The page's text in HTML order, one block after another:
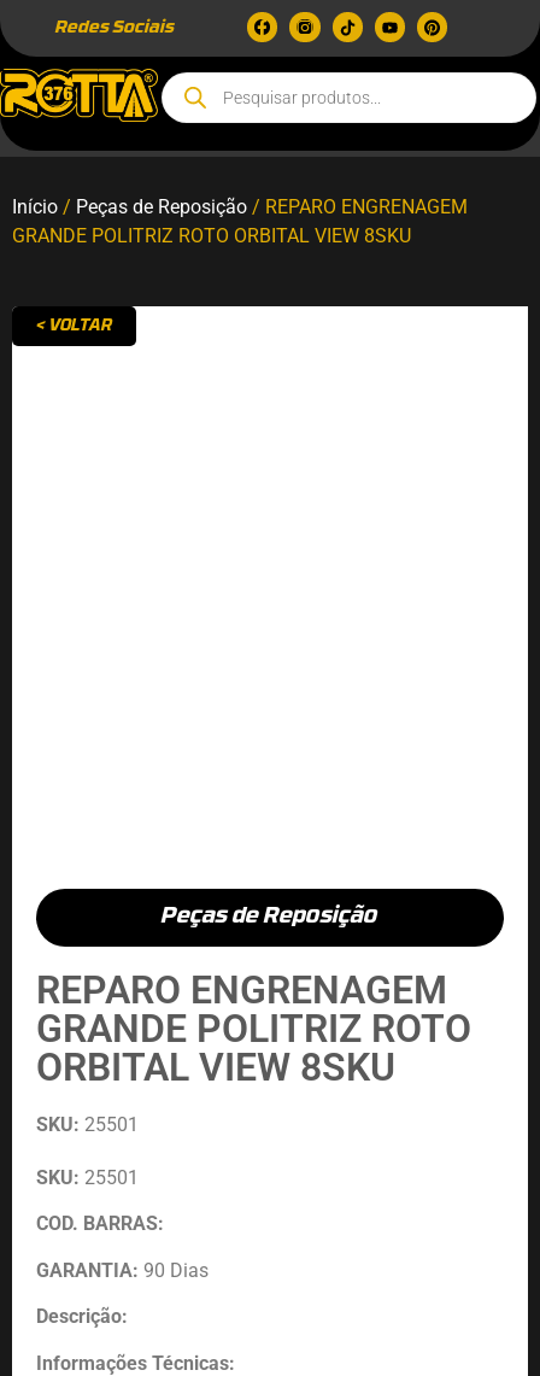
Redes Sociais
Início / Peças de Reposição / REPARO ENGRENAGEM
GRANDE POLITRIZ ROTO ORBITAL VIEW 8SKU
< VOLTAR
Peças de Reposição
REPARO ENGRENAGEM
GRANDE POLITRIZ ROTO
ORBITAL VIEW 8SKU
SKU: 25501
SKU: 25501
COD. BARRAS:
GARANTIA: 90 Dias
Descrição:
Informações Técnicas: